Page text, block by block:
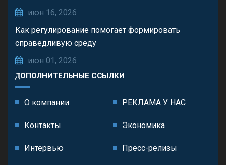
июн 16, 2026
Как регулирование помогает формировать
справедливую среду
июн 01, 2026
ДОПОЛНИТЕЛЬНЫЕ ССЫЛКИ
О компании РЕКЛАМА У НАС
Контакты Экономика
Интервью Пресс-релизы